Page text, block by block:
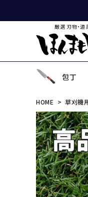
厳選 刃物・
包丁
出刃
菜切
特殊
天然
名倉
シャ
薄鎌
収穫鎌
下刈鎌
刈払刃
刈払
安全
園芸
散水
水田
狩猟
鳶口
セット
鉋
玄能・
土木
洋裁
調理
おろし
HOME 草刈機